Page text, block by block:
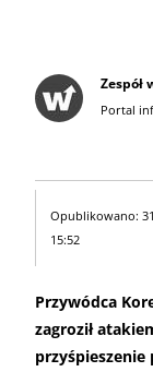
Zespół
Portal
Opublikowano:
15:52
Przywódca
zagroził